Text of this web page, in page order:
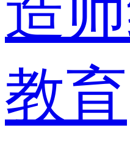
教育